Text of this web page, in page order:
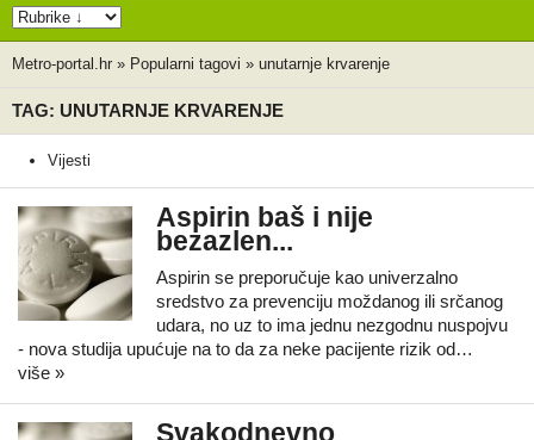
Metro-portal.hr » Popularni tagovi » unutarnje krvarenje
TAG: UNUTARNJE KRVARENJE
Vijesti
Aspirin baš i nije
bezazlen...
Aspirin se preporučuje kao univerzalno
sredstvo za prevenciju moždanog ili srčanog
udara, no uz to ima jednu nezgodnu nuspojvu
- nova studija upućuje na to da za neke pacijente rizik od…
više »
Svakodnevno